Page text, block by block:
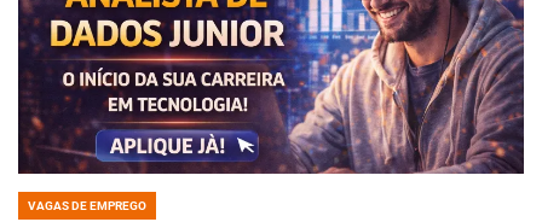
POSTED
VAGAS DE EMPREGO